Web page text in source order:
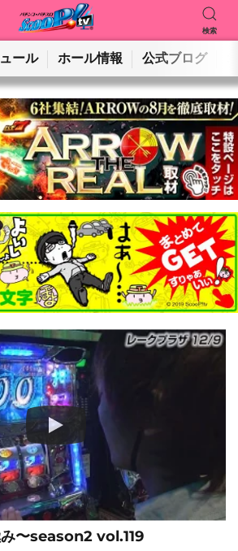
検索
を検索
検索
ール ホール情報 公式ブログ
〜season2 vol.119